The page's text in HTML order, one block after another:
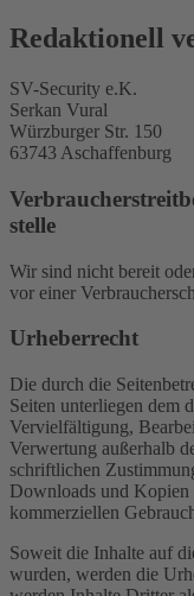
Redaktionell
SV-Security e.K.
Serkan Vural
Würzburger Str. 150
63743 Aschaffenburg
stelle
Wir sind nicht bereit
vor einer
Urheberrecht
Die durch die
Seiten unterliegen dem
Vervielfältigung,
Verwertung außerhalb
schriftlichen
Downloads und Kopien
kommerziellen
Soweit die Inhalte auf
wurden, werden die